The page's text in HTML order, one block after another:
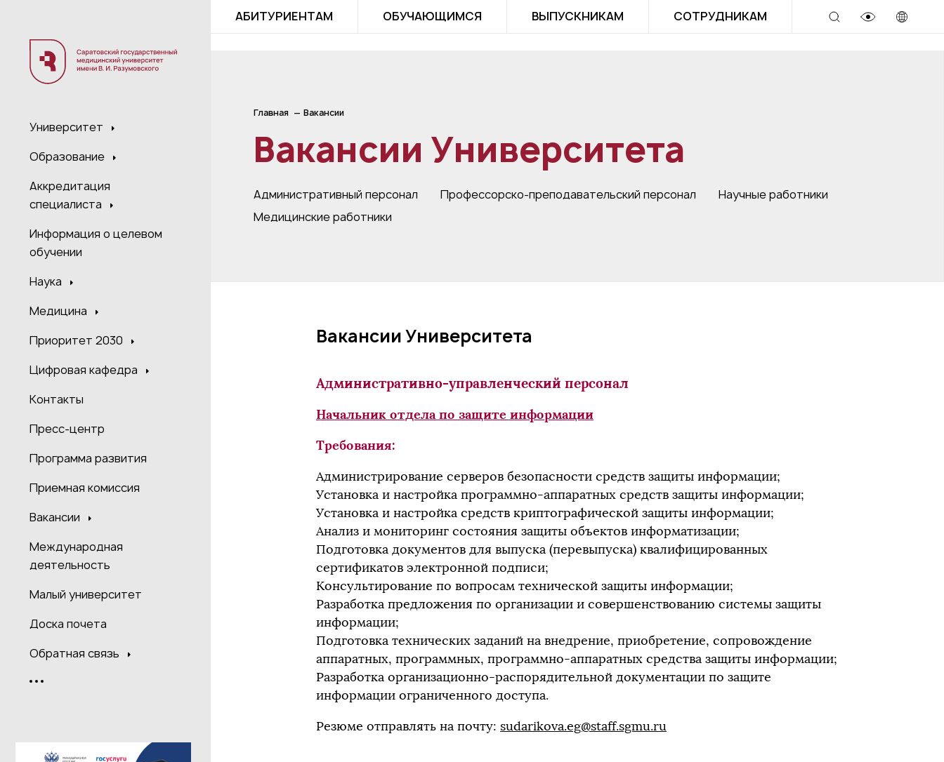
Университет
Образование
Аккредитация
специалиста
Информация о целевом
обучении
Наука
Медицина
Приоритет 2030
Цифровая кафедра
Контакты
Пресс-центр
Программа развития
Приемная комиссия
Вакансии
Международная
деятельность
Малый университет
Доска почета
Обратная связь
АБИТУРИЕНТАМ ОБУЧАЮЩИМСЯ ВЫПУСКНИКАМ СОТРУДНИКАМ
Главная Вакансии
Вакансии Университета
Административный персонал Профессорско-преподавательский персонал
Научные работники
Медицинские работники
Вакансии Университета
Административно-управленческий персонал
Начальник отдела по защите информации
Требования:
Администрирование серверов безопасности средств защиты информации;
Установка и настройка программно-аппаратных средств защиты информации;
Установка и настройка средств криптографической защиты информации;
Анализ и мониторинг состояния защиты объектов информатизации;
Подготовка документов для выпуска (перевыпуска) квалифицированных
сертификатов электронной подписи;
Консультирование по вопросам технической защиты информации;
Разработка предложения по организации и совершенствованию системы защиты
информации;
Подготовка технических заданий на внедрение, приобретение, сопровождение
аппаратных, программных, программно-аппаратных средства защиты информации;
Разработка организационно-распорядительной документации по защите
информации ограниченного доступа.
Резюме отправлять на почту: sudarikova.eg@staff.sgmu.ru